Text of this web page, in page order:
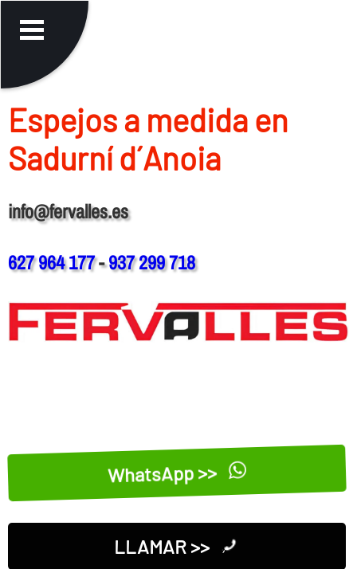
Espejos a medida en
Sadurní d´Anoia
info@fervalles.es
627 964 177-937 299 718
WhatsApp >>
LLAMAR >>